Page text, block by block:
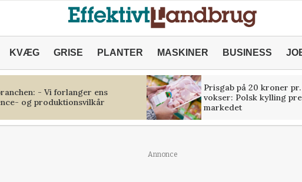
KVÆG GRISE PLANTER MASKINER BUSINESS
- Vi forlanger ens
og produktionsvilkår
Prisgab på 20 kroner
vokser: Polsk kylling
markedet
Annonce